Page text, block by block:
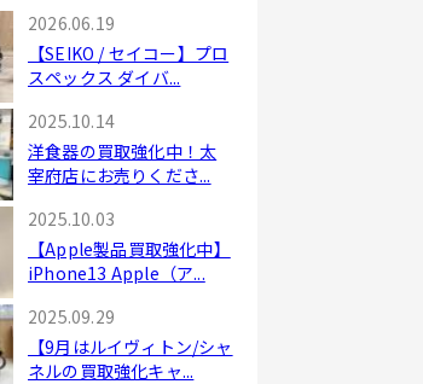
2026.06.19
【SEIKO / セイコー】プロ
スペックス ダイバ...
2025.10.14
洋食器の買取強化中！太
宰府店にお売りくださ...
2025.10.03
【Apple製品買取強化中】
iPhone13 Apple（ア...
2025.09.29
【9月はルイヴィトン/シャ
ネルの買取強化キャ...